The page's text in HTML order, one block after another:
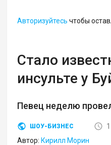
Авторизуйтесь чтобы
Стало
инсульте у
Певец неделю
ШОУ-БИЗНЕС
Автор: Кирилл Морин